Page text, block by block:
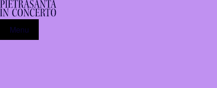
Menu